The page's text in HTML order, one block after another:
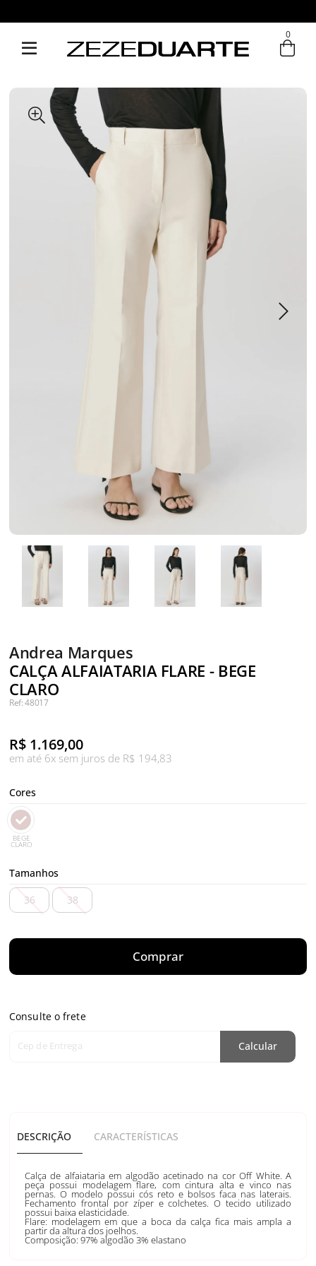
Entre com email ou cpf/cnpj
0
Andrea Marques
CALÇA ALFAIATARIA FLARE - BEGE
CLARO
Ref: 48017
R$ 1.169,00
em até 6x sem juros de R$ 194,83
Cores
BEGE
CLARO
Tamanhos
36
38
Comprar
Consulte o frete
Cep de Entrega Calcular
DESCRIÇÃO CARACTERÍSTICAS
Calça de alfaiataria em algodão acetinado na cor Off White. A
peça possui modelagem flare, com cintura alta e vinco nas
pernas. O modelo possui cós reto e bolsos faca nas laterais.
Fechamento frontal por zíper e colchetes. O tecido utilizado
possui baixa elasticidade.
Flare: modelagem em que a boca da calça fica mais ampla a
partir da altura dos joelhos.
Composição: 97% algodão 3% elastano